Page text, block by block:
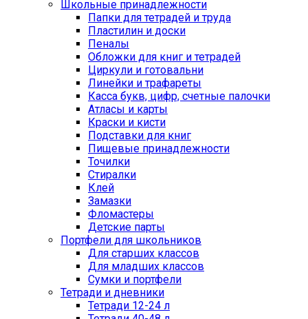
Школьные принадлежности
Папки для тетрадей и труда
Пластилин и доски
Пеналы
Обложки для книг и тетрадей
Циркули и готовальни
Линейки и трафареты
Касса букв, цифр, счетные палочки
Атласы и карты
Краски и кисти
Подставки для книг
Пищевые принадлежности
Точилки
Стиралки
Клей
Замазки
Фломастеры
Детские парты
Портфели для школьников
Для старших классов
Для младших классов
Сумки и портфели
Тетради и дневники
Тетради 12-24 л